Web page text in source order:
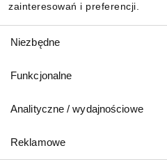
zainteresowań i preferencji.
zgody
Niezbędne
Funkcjonalne
Analityczne / wydajnościowe
Reklamowe